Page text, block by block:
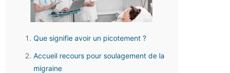
Que signifie avoir un picotement ?
Accueil recours pour soulagement de la
migraine